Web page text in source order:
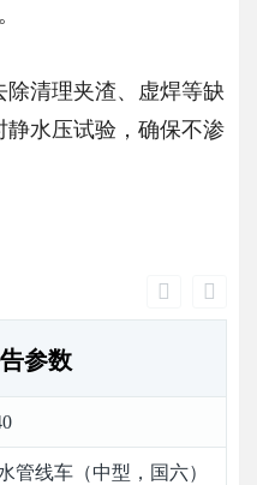
清理夹渣、虚焊等缺
静水压试验，确保不渗
参数
管线车（中型，国六）